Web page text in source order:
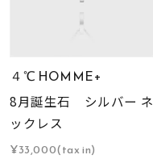
４℃ HOMME+
8月誕生石 シルバー ネ
ックレス
¥33,000(tax in)